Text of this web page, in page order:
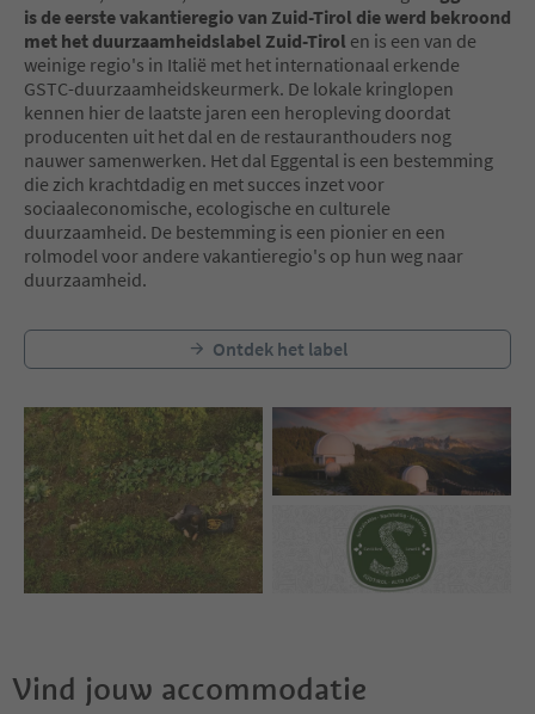
is de eerste vakantieregio van Zuid-Tirol die werd bekroond
met het duurzaamheidslabel Zuid-Tirol en is een van de
weinige regio's in Italië met het internationaal erkende
GSTC-duurzaamheidskeurmerk. De lokale kringlopen
kennen hier de laatste jaren een heropleving doordat
producenten uit het dal en de restauranthouders nog
nauwer samenwerken. Het dal Eggental is een bestemming
die zich krachtdadig en met succes inzet voor
sociaaleconomische, ecologische en culturele
duurzaamheid. De bestemming is een pionier en een
rolmodel voor andere vakantieregio's op hun weg naar
duurzaamheid.
Ontdek het label
Vind jouw accommodatie